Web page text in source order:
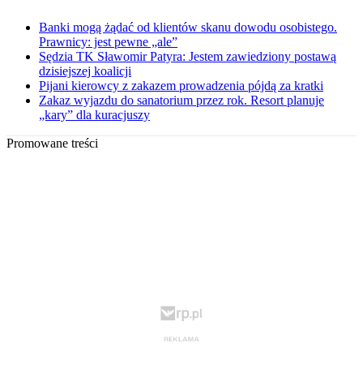
Banki mogą żądać od klientów skanu dowodu osobistego.
Prawnicy: jest pewne „ale”
Sędzia TK Sławomir Patyra: Jestem zawiedziony postawą
dzisiejszej koalicji
Pijani kierowcy z zakazem prowadzenia pójdą za kratki
Zakaz wyjazdu do sanatorium przez rok. Resort planuje
„kary” dla kuracjuszy
Promowane treści